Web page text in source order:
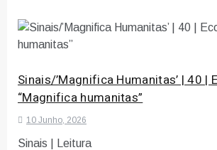
Sinais/’Magnifica Humanitas’ | 40 |
“Magnifica humanitas”
10 Junho, 2026
Sinais | Leitura